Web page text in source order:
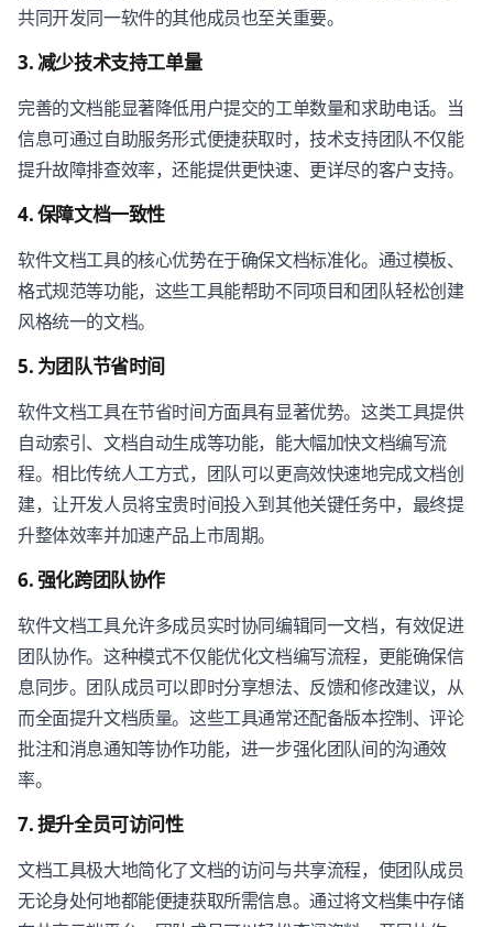
共同开发同一软件的其他成员也至关重要。
3. 减少技术支持工单量
完善的文档能显著降低用户提交的工单数量和求助电话。当
信息可通过自助服务形式便捷获取时，技术支持团队不仅能
提升故障排查效率，还能提供更快速、更详尽的客户支持。
4. 保障文档一致性
软件文档工具的核心优势在于确保文档标准化。通过模板、
格式规范等功能，这些工具能帮助不同项目和团队轻松创建
风格统一的文档。
5. 为团队节省时间
软件文档工具在节省时间方面具有显著优势。这类工具提供
自动索引、文档自动生成等功能，能大幅加快文档编写流
程。相比传统人工方式，团队可以更高效快速地完成文档创
建，让开发人员将宝贵时间投入到其他关键任务中，最终提
升整体效率并加速产品上市周期。
6. 强化跨团队协作
软件文档工具允许多成员实时协同编辑同一文档，有效促进
团队协作。这种模式不仅能优化文档编写流程，更能确保信
息同步。团队成员可以即时分享想法、反馈和修改建议，从
而全面提升文档质量。这些工具通常还配备版本控制、评论
批注和消息通知等协作功能，进一步强化团队间的沟通效
率。
7. 提升全员可访问性
文档工具极大地简化了文档的访问与共享流程，使团队成员
无论身处何地都能便捷获取所需信息。通过将文档集中存储